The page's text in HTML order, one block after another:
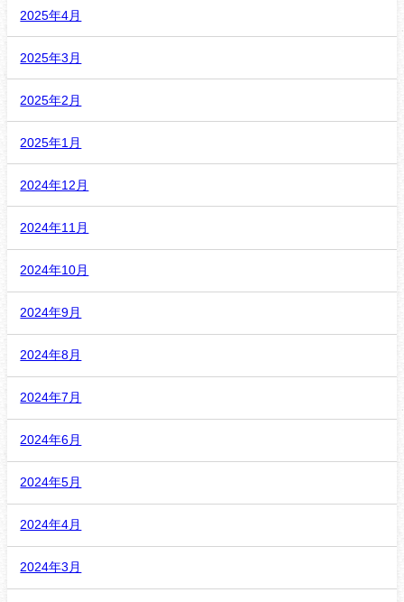
2025年4月
2025年3月
2025年2月
2025年1月
2024年12月
2024年11月
2024年10月
2024年9月
2024年8月
2024年7月
2024年6月
2024年5月
2024年4月
2024年3月